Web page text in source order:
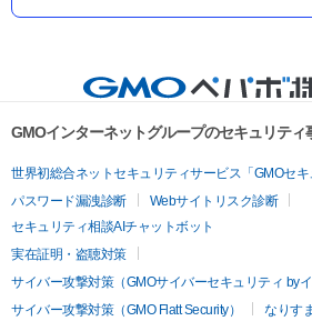
GMOインターネットグループのセキュリティ
世界初総合ネットセキュリティサービス「GMOセキ
パスワード漏洩診断
Webサイトリスク診断
セキュリティ相談AIチャットボット
実在証明・盗聴対策
サイバー攻撃対策（GMOサイバーセキュリティ byイ
サイバー攻撃対策（GMO Flatt Security）
なりす